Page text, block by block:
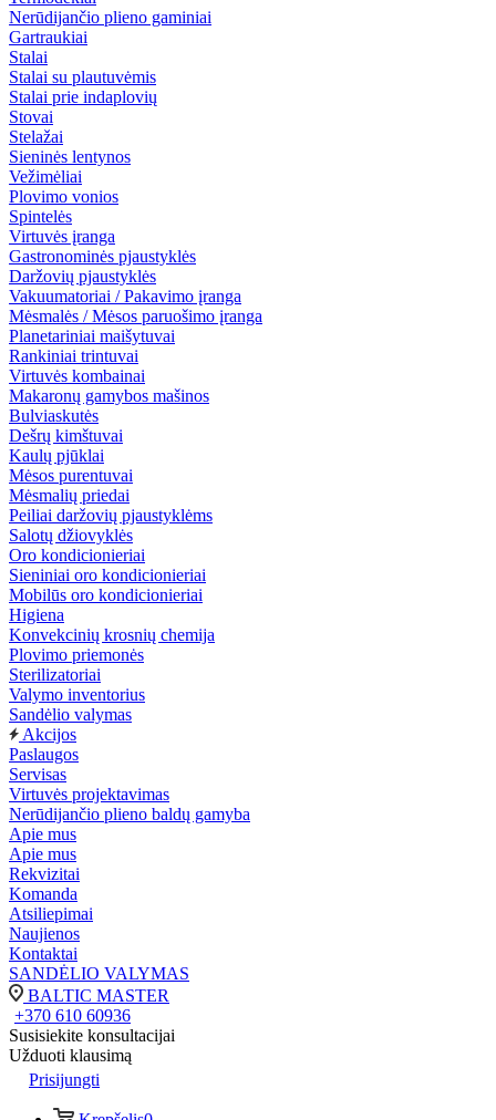
Nerūdijančio plieno gaminiai
Gartraukiai
Stalai
Stalai su plautuvėmis
Stalai prie indaplovių
Stovai
Stelažai
Sieninės lentynos
Vežimėliai
Plovimo vonios
Spintelės
Virtuvės įranga
Gastronominės pjaustyklės
Daržovių pjaustyklės
Vakuumatoriai / Pakavimo įranga
Mėsmalės / Mėsos paruošimo įranga
Planetariniai maišytuvai
Rankiniai trintuvai
Virtuvės kombainai
Makaronų gamybos mašinos
Bulviaskutės
Dešrų kimštuvai
Kaulų pjūklai
Mėsos purentuvai
Mėsmalių priedai
Peiliai daržovių pjaustyklėms
Salotų džiovyklės
Oro kondicionieriai
Sieniniai oro kondicionieriai
Mobilūs oro kondicionieriai
Higiena
Konvekcinių krosnių chemija
Plovimo priemonės
Sterilizatoriai
Valymo inventorius
Sandėlio valymas
Akcijos
Paslaugos
Servisas
Virtuvės projektavimas
Nerūdijančio plieno baldų gamyba
Apie mus
Apie mus
Rekvizitai
Komanda
Atsiliepimai
Naujienos
Kontaktai
SANDĖLIO VALYMAS
BALTIC MASTER
+370 610 60936
Susisiekite konsultacijai
Užduoti klausimą
Prisijungti